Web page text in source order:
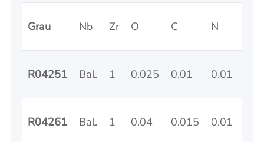
Grau Nb Zr O C N
R04251 Bal. 1 0.025 0.01 0.01
R04261 Bal. 1 0.04 0.015 0.01